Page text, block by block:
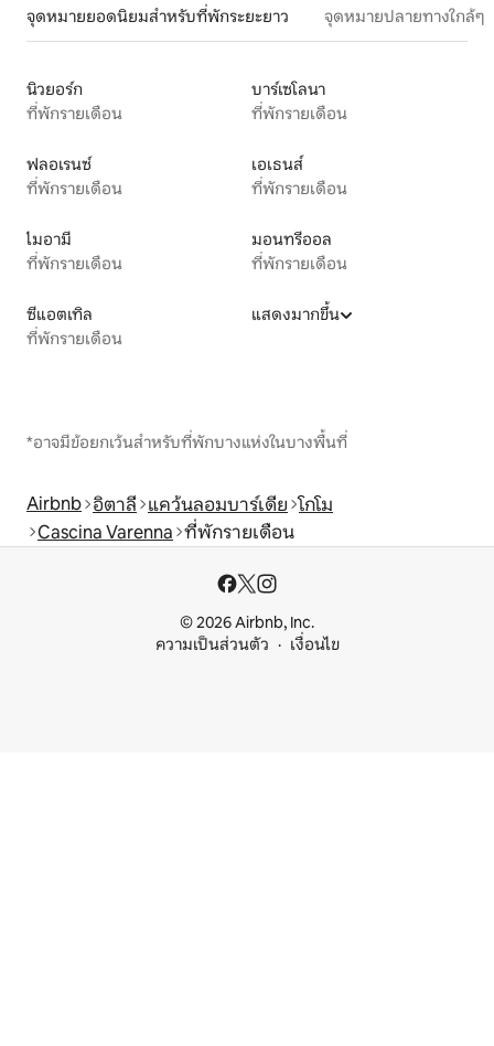
จุดหมายยอดนิยมสำหรับที่พักระยะยาว จุดหมายปลายทางใกล้ๆ
นิวยอร์ก
ที่พักรายเดือน
บาร์เซโลนา
ที่พักรายเดือน
ฟลอเรนซ์
ที่พักรายเดือน
เอเธนส์
ที่พักรายเดือน
ไมอามี
ที่พักรายเดือน
มอนทรีออล
ที่พักรายเดือน
ซีแอตเทิล
ที่พักรายเดือน
แสดงมากขึ้น
*อาจมีข้อยกเว้นสำหรับที่พักบางแห่งในบางพื้นที่
Airbnb อิตาลี แคว้นลอมบาร์เดีย โกโม
Cascina Varenna ที่พักรายเดือน
© 2026 Airbnb, Inc.
ความเป็นส่วนตัว
เงื่อนไข